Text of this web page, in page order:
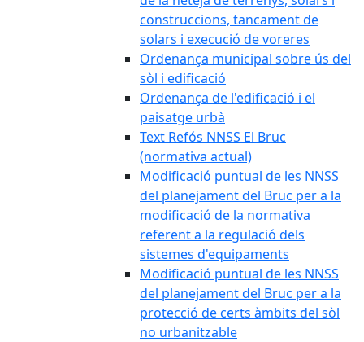
construccions, tancament de
solars i execució de voreres
Ordenança municipal sobre ús del
sòl i edificació
Ordenança de l'edificació i el
paisatge urbà
Text Refós NNSS El Bruc
(normativa actual)
Modificació puntual de les NNSS
del planejament del Bruc per a la
modificació de la normativa
referent a la regulació dels
sistemes d'equipaments
Modificació puntual de les NNSS
del planejament del Bruc per a la
protecció de certs àmbits del sòl
no urbanitzable